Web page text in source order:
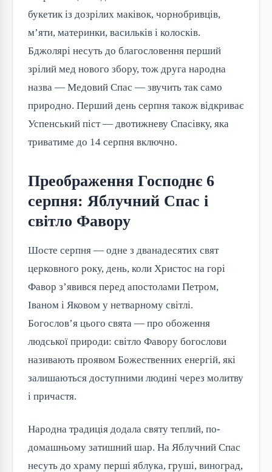
букетик із дозрілих маківок, чорнобривців,
м’яти, материнки, васильків і колосків.
Бджолярі несуть до благословення перший
зрілий мед нового збору, тож друга народна
назва — Медовий Спас — звучить так само
природно. Перший день серпня також відкриває
Успенський піст — двотижневу Спасівку, яка
триватиме до 14 серпня включно.
Преображення Господнє 6
серпня: Яблучний Спас і
світло Фавору
Шосте серпня — одне з дванадесятих свят
церковного року, день, коли Христос на горі
Фавор з’явився перед апостолами Петром,
Іваном і Яковом у нетварному світлі.
Богослов’я цього свята — про обоження
людської природи: світло Фавору богослови
називають проявом Божественних енергій, які
залишаються доступними людині через молитву
і причастя.
Народна традиція додала святу теплий, по-
домашньому затишний шар. На Яблучний Спас
несуть до храму перші яблука, груші, виноград,